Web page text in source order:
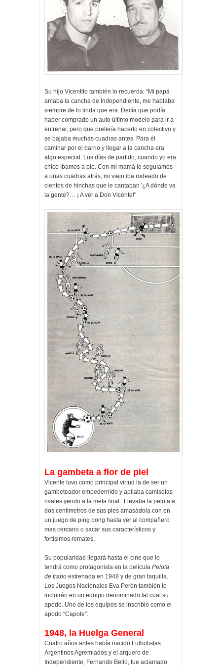
Su hijo Vicentito también lo recuerda: “Mi papá
amaba la cancha de Independiente, me hablaba
siempre de lo linda que era. Decía que podía
haber comprado un auto último modelo para ir a
entrenar, pero que prefería hacerlo en colectivo y
se bajaba muchas cuadras antes. Para él
caminar por el barrio y llegar a la cancha era
algo especial. Los días de partido, cuando yo era
chico íbamos a pie. Con mi mamá lo seguíamos
a unas cuadras atrás, mi viejo iba rodeado de
cientos de hinchas que le cantaban '¿A dónde va
la gente?… ¡ A ver a Don Vicente!"
La gambeta a flor de piel
Vicente tuvo como principal virtud la de ser un
gambeteador empedernido y apilaba camisetas
rivales yendo a la meta final . Llevaba la pelota a
dos centímetros de sus pies amasádola con en
un juego de ping pong hasta ver al compañero
mas cercano o sacar sus característicos y
fortísimos remates.
Su popularidad llegará hasta el cine que lo
tendrá como protagonista en la película Pelota
de trapo estrenada en 1948 y de gran taquilla.
Los Juegos Nacionales Eva Perón también lo
incluirán en un equipo denominado tal cual su
apodo. Uno de los equipos se inscribió como el
apodo “Capote”.
1948, la Huelga General
Cuatro años antes había nacido Futbolistas
Argentinos Agremiados y el arquero de
Independiente, Fernando Bello, fue aclamado